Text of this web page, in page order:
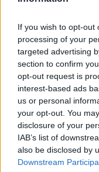
If you wish to opt-out
processing of your
targeted advertising
section to confirm
opt-out request is
interest-based ads
us or personal
your opt-out. You
disclosure of your
IAB’s list of
also be disclosed by
Downstream
Ultima dată
făcut un
urmează să
13 AUGUST 2016
E sau nu
Bruneta a
speculat mult